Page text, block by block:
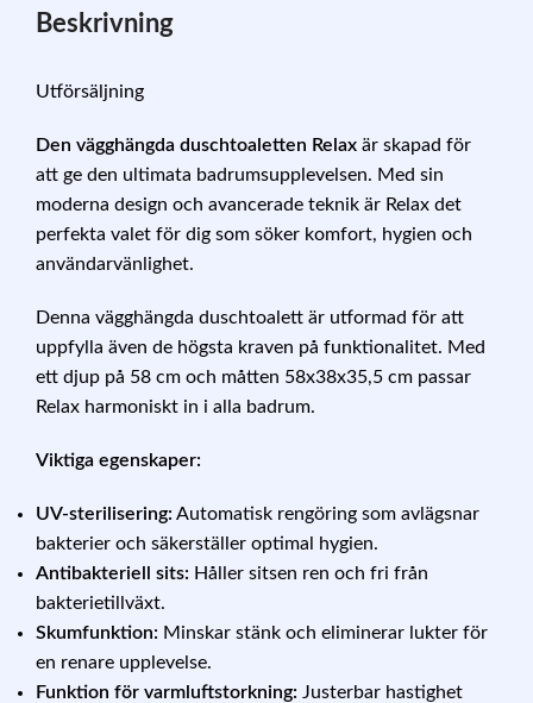
Beskrivning
Utförsäljning
Den vägghängda duschtoaletten Relax är skapad för
att ge den ultimata badrumsupplevelsen. Med sin
moderna design och avancerade teknik är Relax det
perfekta valet för dig som söker komfort, hygien och
användarvänlighet.
Denna vägghängda duschtoalett är utformad för att
uppfylla även de högsta kraven på funktionalitet. Med
ett djup på 58 cm och måtten 58x38x35,5 cm passar
Relax harmoniskt in i alla badrum.
Viktiga egenskaper:
UV-sterilisering: Automatisk rengöring som avlägsnar
bakterier och säkerställer optimal hygien.
Antibakteriell sits: Håller sitsen ren och fri från
bakterietillväxt.
Skumfunktion: Minskar stänk och eliminerar lukter för
en renare upplevelse.
Funktion för varmluftstorkning: Justerbar hastighet